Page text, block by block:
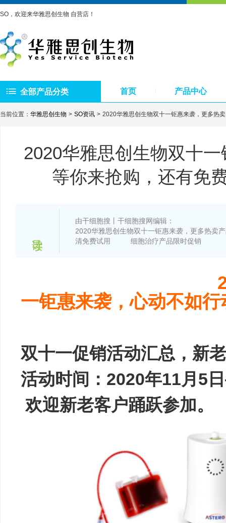
SO，欢迎来华雅思创生物 自营店！
全部产品分类 首页 产品中心
当前位置： 华雅思创生物 SO资讯 2020华雅思创生物双十一钜惠来袭，更多热
2020华雅思创生物双十
等你来抢购，还有免
由干细胞搜丨干细胞搜网编辑：
2020华雅思创生物双十一钜惠来袭，更多热卖
清免费试用          细胞治疗产品限时促销
2020华雅
一钜惠来袭，心动不如
双十一促销活动汇总，新
活动时间：2020年11月5
欢迎新老客户踊跃参加。